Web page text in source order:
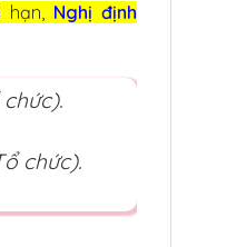
Nghị định
chức).